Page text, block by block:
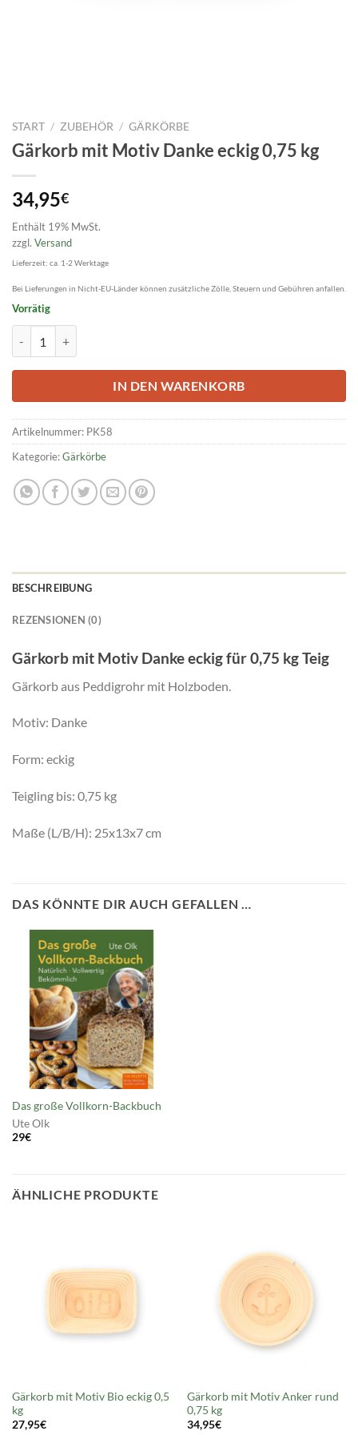
START / ZUBEHÖR / GÄRKÖRBE
Gärkorb mit Motiv Danke eckig 0,75 kg
34,95€
Enthält 19% MwSt.
zzgl. Versand
Lieferzeit: ca. 1-2 Werktage
Bei Lieferungen in Nicht-EU-Länder können zusätzliche Zölle, Steuern und Gebühren anfallen.
Vorrätig
IN DEN WARENKORB
Artikelnummer: PK58
Kategorie:Gärkörbe
BESCHREIBUNG
REZENSIONEN (0)
Gärkorb mit Motiv Danke eckig für 0,75 kg Teig
Gärkorb aus Peddigrohr mit Holzboden.
Motiv: Danke
Form: eckig
Teigling bis: 0,75 kg
Maße (L/B/H): 25x13x7 cm
DAS KÖNNTE DIR AUCH GEFALLEN …
Das große Vollkorn-Backbuch
Ute Olk
29€
ÄHNLICHE PRODUKTE
Gärkorb mit Motiv Bio eckig 0,5
kg
27,95€
Gärkorb mit Motiv Anker rund
0,75 kg
34,95€